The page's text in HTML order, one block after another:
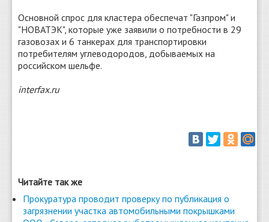
Основной спрос для кластера обеспечат "Газпром" и
"НОВАТЭК", которые уже заявили о потребности в 29
газовозах и 6 танкерах для транспортировки
потребителям углеводородов, добываемых на
российском шельфе.
interfax.ru
Читайте так же
Прокуратура проводит проверку по публикация о
загрязнении участка автомобильными покрышками